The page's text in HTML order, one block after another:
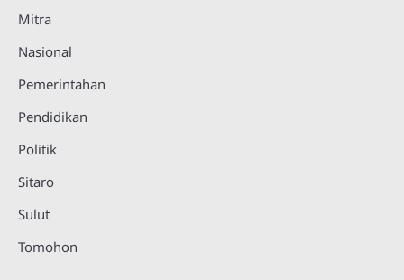
Mitra
Nasional
Pemerintahan
Pendidikan
Politik
Sitaro
Sulut
Tomohon